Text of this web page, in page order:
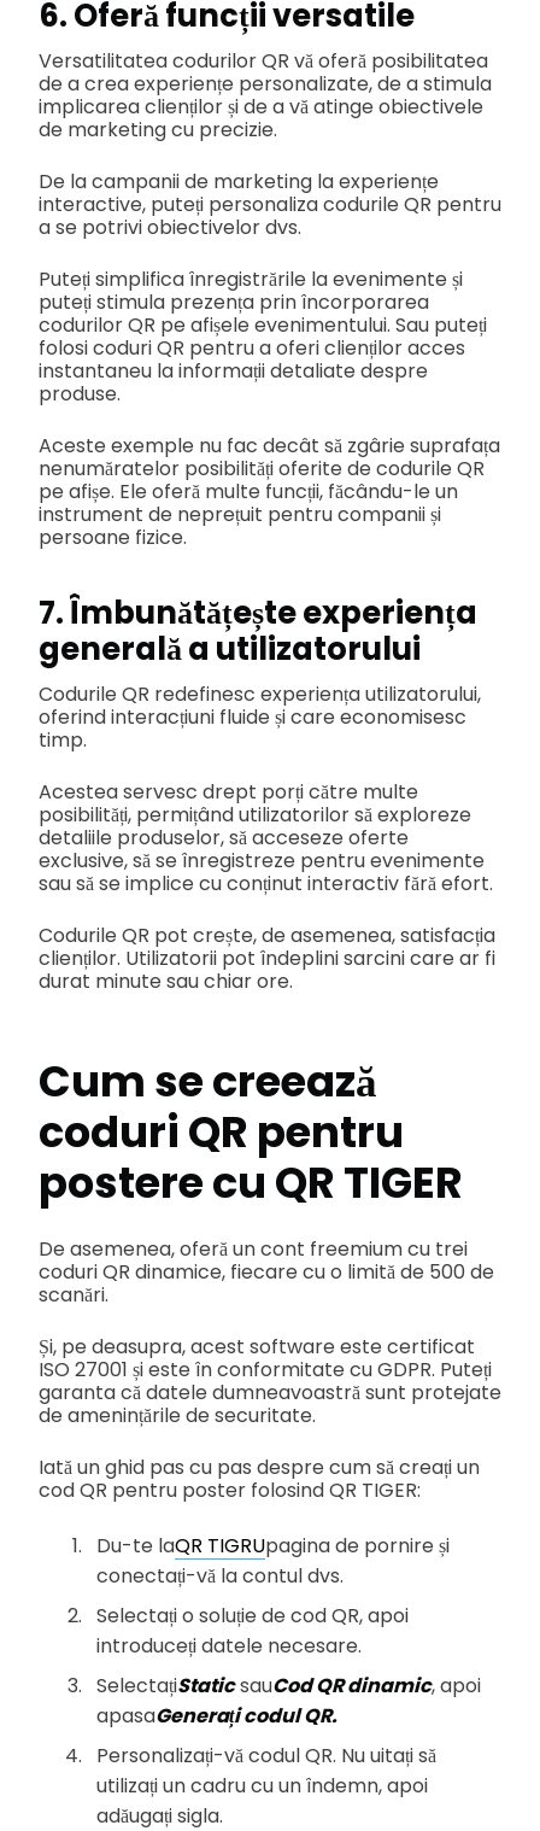
6. Oferă funcții versatile
Versatilitatea codurilor QR vă oferă posibilitatea
de a crea experiențe personalizate, de a stimula
implicarea clienților și de a vă atinge obiectivele
de marketing cu precizie.
De la campanii de marketing la experiențe
interactive, puteți personaliza codurile QR pentru
a se potrivi obiectivelor dvs.
Puteți simplifica înregistrările la evenimente și
puteți stimula prezența prin încorporarea
codurilor QR pe afișele evenimentului. Sau puteți
folosi coduri QR pentru a oferi clienților acces
instantaneu la informații detaliate despre
produse.
Aceste exemple nu fac decât să zgârie suprafața
nenumăratelor posibilități oferite de codurile QR
pe afișe. Ele oferă multe funcții, făcându-le un
instrument de neprețuit pentru companii și
persoane fizice.
7. Îmbunătățește experiența
generală a utilizatorului
Codurile QR redefinesc experiența utilizatorului,
oferind interacțiuni fluide și care economisesc
timp.
Acestea servesc drept porți către multe
posibilități, permițând utilizatorilor să exploreze
detaliile produselor, să acceseze oferte
exclusive, să se înregistreze pentru evenimente
sau să se implice cu conținut interactiv fără efort.
Codurile QR pot crește, de asemenea, satisfacția
clienților. Utilizatorii pot îndeplini sarcini care ar fi
durat minute sau chiar ore.
Cum se creează
coduri QR pentru
postere cu QR TIGER
De asemenea, oferă un cont freemium cu trei
coduri QR dinamice, fiecare cu o limită de 500 de
scanări.
Și, pe deasupra, acest software este certificat
ISO 27001 și este în conformitate cu GDPR. Puteți
garanta că datele dumneavoastră sunt protejate
de amenințările de securitate.
Iată un ghid pas cu pas despre cum să creați un
cod QR pentru poster folosind QR TIGER:
Du-te laQR TIGRUpagina de pornire și
conectați-vă la contul dvs.
Selectați o soluție de cod QR, apoi
introduceți datele necesare.
SelectațiStaticsauCod QR dinamic, apoi
apasaGenerați codul QR.
Personalizați-vă codul QR. Nu uitați să
utilizați un cadru cu un îndemn, apoi
adăugați sigla.